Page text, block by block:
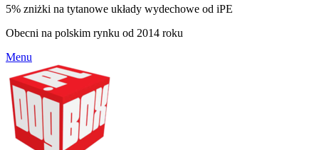
5% zniżki na tytanowe układy wydechowe od iPE
Obecni na polskim rynku od 2014 roku
Menu